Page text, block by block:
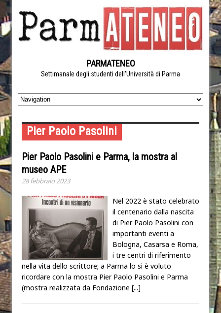
PARMATENEO
Settimanale degli studenti dell'Università di Parma
Pier Paolo Pasolini
Pier Paolo Pasolini e Parma, la mostra al
museo APE
28 febbraio 2023
Nel 2022 è stato celebrato
il centenario dalla nascita
di Pier Paolo Pasolini con
importanti eventi a
Bologna, Casarsa e Roma,
i tre centri di riferimento
nella vita dello scrittore; a Parma lo si è voluto
ricordare con la mostra Pier Paolo Pasolini e Parma
(mostra realizzata da Fondazione [...]